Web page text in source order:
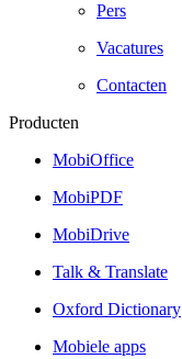
Pers
Vacatures
Contacten
Producten
MobiOffice
MobiPDF
MobiDrive
Talk & Translate
Oxford Dictionary
Mobiele apps